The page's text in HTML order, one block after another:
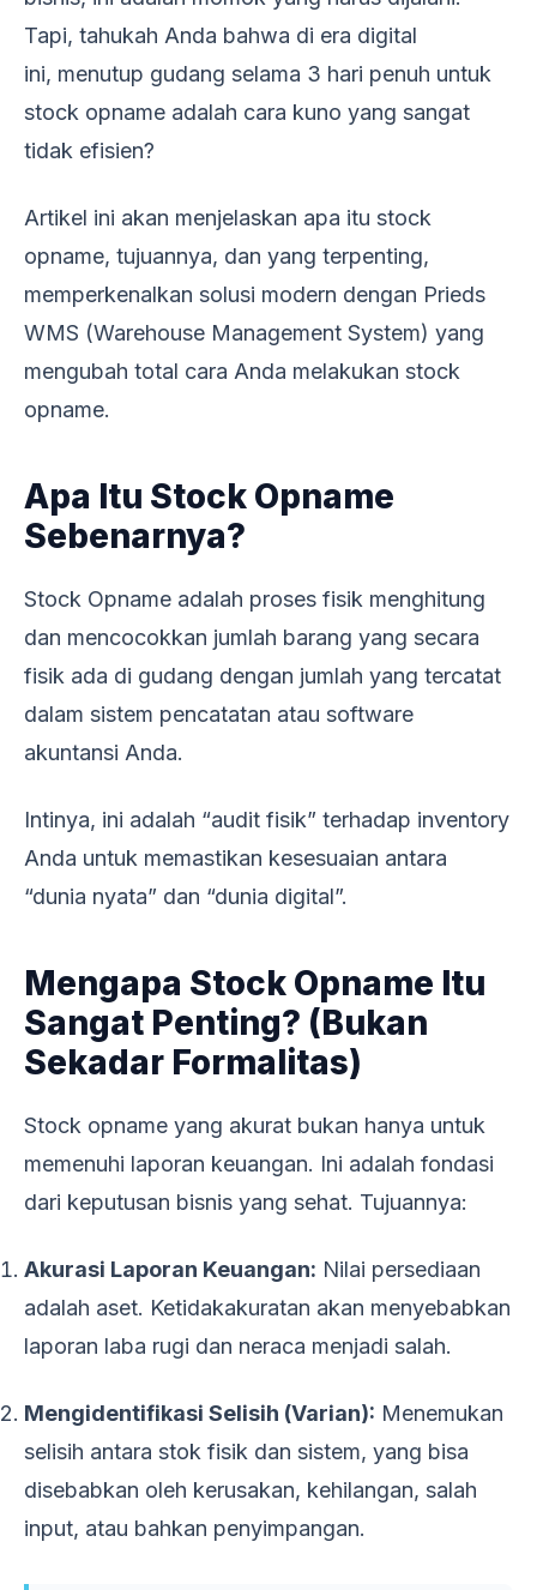
Tapi, tahukah Anda bahwa di era digital
ini, menutup gudang selama 3 hari penuh untuk
stock opname adalah cara kuno yang sangat
tidak efisien?
Artikel ini akan menjelaskan apa itu stock
opname, tujuannya, dan yang terpenting,
memperkenalkan solusi modern dengan Prieds
WMS (Warehouse Management System) yang
mengubah total cara Anda melakukan stock
opname.
Apa Itu Stock Opname
Sebenarnya?
Stock Opname adalah proses fisik menghitung
dan mencocokkan jumlah barang yang secara
fisik ada di gudang dengan jumlah yang tercatat
dalam sistem pencatatan atau software
akuntansi Anda.
Intinya, ini adalah “audit fisik” terhadap inventory
Anda untuk memastikan kesesuaian antara
“dunia nyata” dan “dunia digital”.
Mengapa Stock Opname Itu
Sangat Penting? (Bukan
Sekadar Formalitas)
Stock opname yang akurat bukan hanya untuk
memenuhi laporan keuangan. Ini adalah fondasi
dari keputusan bisnis yang sehat. Tujuannya:
Akurasi Laporan Keuangan: Nilai persediaan
adalah aset. Ketidakakuratan akan menyebabkan
laporan laba rugi dan neraca menjadi salah.
Mengidentifikasi Selisih (Varian): Menemukan
selisih antara stok fisik dan sistem, yang bisa
disebabkan oleh kerusakan, kehilangan, salah
input, atau bahkan penyimpangan.